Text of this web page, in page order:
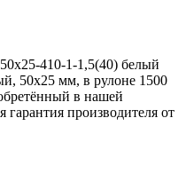
410-1-1,5(40) белый
50х25 мм, в рулоне 1500
в нашей
гарантия производителя от